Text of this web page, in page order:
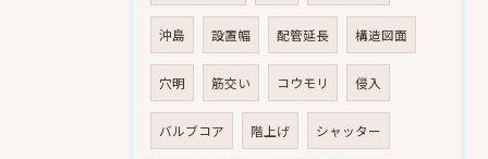
沖島 設置幅 配管延長 構造図面
穴明 筋交い コウモリ 侵入
バルブコア 階上げ シャッター